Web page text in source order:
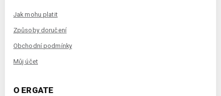
Jak mohu platit
Způsoby doručení
Obchodní podmínky
Můj účet
O ERGATE